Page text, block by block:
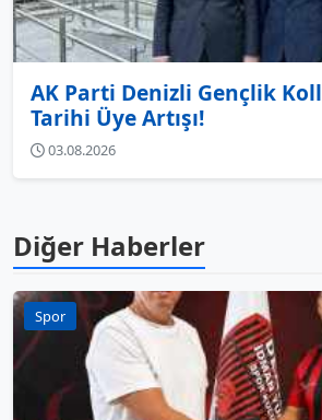
AK Parti Denizli Gençlik
Tarihi Üye Artışı!
03.08.2026
Diğer Haberler
Spor